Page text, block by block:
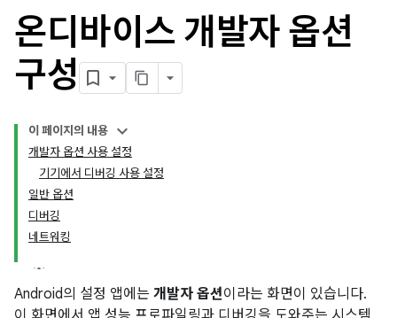
온디바이스 개발자 옵션
구성
이 페이지의 내용
개발자 옵션 사용 설정
기기에서 디버깅 사용 설정
일반 옵션
디버깅
네트워킹
Android의 설정 앱에는 개발자 옵션이라는 화면이 있습니다.